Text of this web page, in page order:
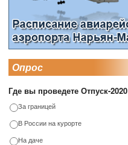
Опрос
Где вы проведете Отпуск-2020
За границей
В России на курорте
На даче